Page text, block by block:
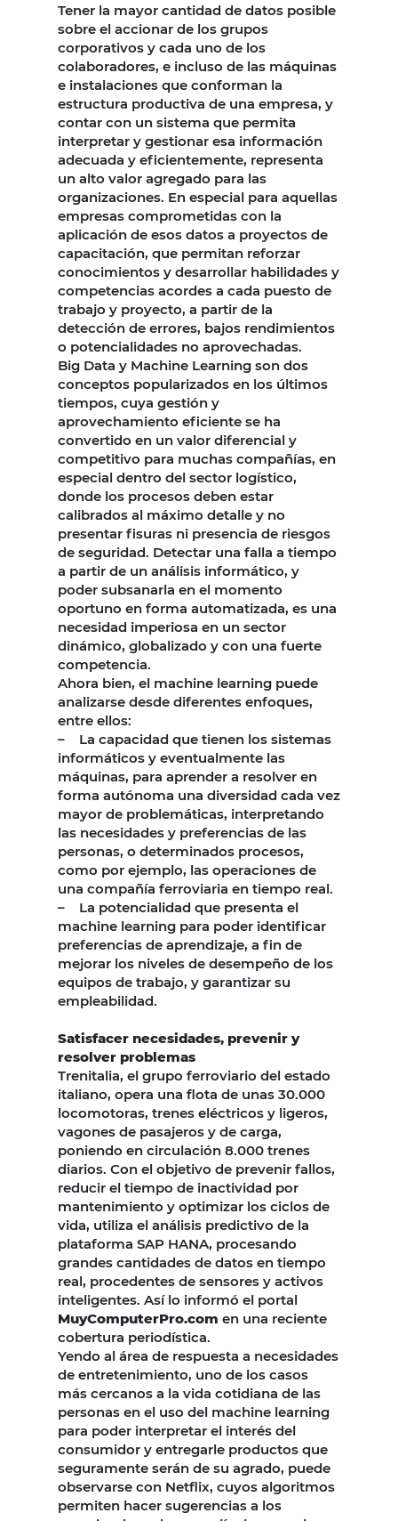
Tener la mayor cantidad de datos posible
sobre el accionar de los grupos
corporativos y cada uno de los
colaboradores, e incluso de las máquinas
e instalaciones que conforman la
estructura productiva de una empresa, y
contar con un sistema que permita
interpretar y gestionar esa información
adecuada y eficientemente, representa
un alto valor agregado para las
organizaciones. En especial para aquellas
empresas comprometidas con la
aplicación de esos datos a proyectos de
capacitación, que permitan reforzar
conocimientos y desarrollar habilidades y
competencias acordes a cada puesto de
trabajo y proyecto, a partir de la
detección de errores, bajos rendimientos
o potencialidades no aprovechadas.
Big Data y Machine Learning son dos
conceptos popularizados en los últimos
tiempos, cuya gestión y
aprovechamiento eficiente se ha
convertido en un valor diferencial y
competitivo para muchas compañías, en
especial dentro del sector logístico,
donde los procesos deben estar
calibrados al máximo detalle y no
presentar fisuras ni presencia de riesgos
de seguridad. Detectar una falla a tiempo
a partir de un análisis informático, y
poder subsanarla en el momento
oportuno en forma automatizada, es una
necesidad imperiosa en un sector
dinámico, globalizado y con una fuerte
competencia.
Ahora bien, el machine learning puede
analizarse desde diferentes enfoques,
entre ellos:
– La capacidad que tienen los sistemas
informáticos y eventualmente las
máquinas, para aprender a resolver en
forma autónoma una diversidad cada vez
mayor de problemáticas, interpretando
las necesidades y preferencias de las
personas, o determinados procesos,
como por ejemplo, las operaciones de
una compañía ferroviaria en tiempo real.
– La potencialidad que presenta el
machine learning para poder identificar
preferencias de aprendizaje, a fin de
mejorar los niveles de desempeño de los
equipos de trabajo, y garantizar su
empleabilidad.
Satisfacer necesidades, prevenir y
resolver problemas
Trenitalia, el grupo ferroviario del estado
italiano, opera una flota de unas 30.000
locomotoras, trenes eléctricos y ligeros,
vagones de pasajeros y de carga,
poniendo en circulación 8.000 trenes
diarios. Con el objetivo de prevenir fallos,
reducir el tiempo de inactividad por
mantenimiento y optimizar los ciclos de
vida, utiliza el análisis predictivo de la
plataforma SAP HANA, procesando
grandes cantidades de datos en tiempo
real, procedentes de sensores y activos
inteligentes. Así lo informó el portal
MuyComputerPro.com en una reciente
cobertura periodística.
Yendo al área de respuesta a necesidades
de entretenimiento, uno de los casos
más cercanos a la vida cotidiana de las
personas en el uso del machine learning
para poder interpretar el interés del
consumidor y entregarle productos que
seguramente serán de su agrado, puede
observarse con Netflix, cuyos algoritmos
permiten hacer sugerencias a los